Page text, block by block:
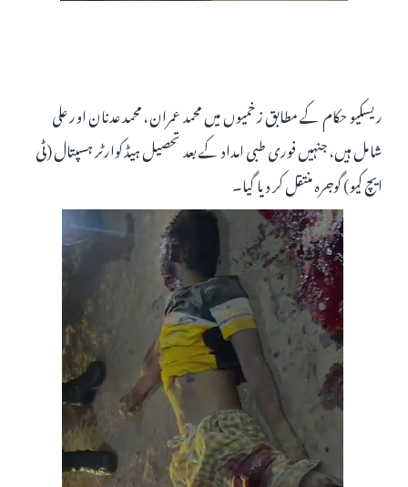
ریسکیو حکام کے مطابق زخمیوں میں محمد عمران، محمد عدنان اور علی
شامل ہیں، جنہیں فوری طبی امداد کے بعد تحصیل ہیڈکوارٹر ہسپتال (ٹی
ایچ کیو) گوجرہ منتقل کر دیا گیا۔